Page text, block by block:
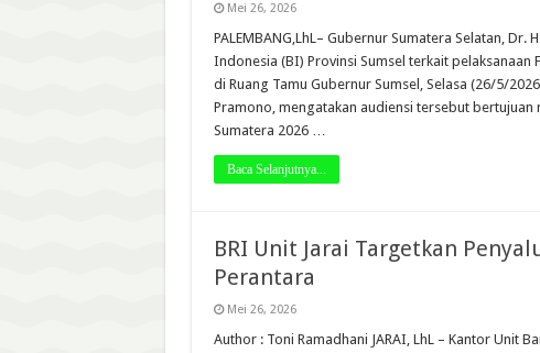
Mei 26, 2026
PALEMBANG,LhL– Gubernur Sumatera Selatan,
Indonesia (BI) Provinsi Sumsel terkait pelaksanaan
di Ruang Tamu Gubernur Sumsel, Selasa (26/5/
Pramono, mengatakan audiensi tersebut bertujuan
Sumatera 2026 …
Baca Selanjutnya...
BRI Unit Jarai Targetkan
Perantara
Mei 26, 2026
Author : Toni Ramadhani JARAI, LhL – Kantor Unit